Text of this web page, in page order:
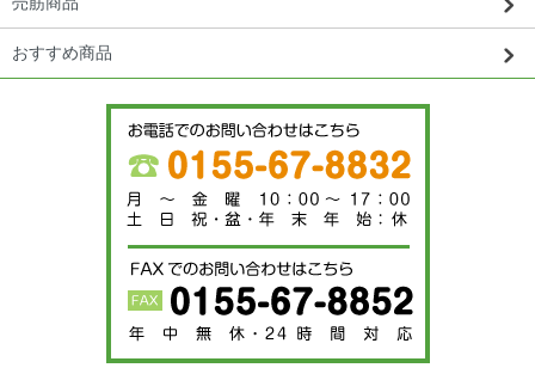
おすすめ商品